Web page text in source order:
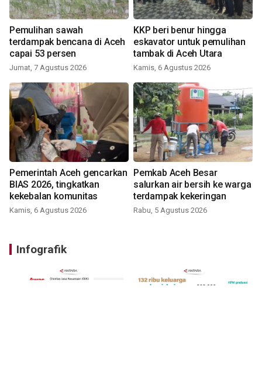
Pemulihan sawah
terdampak bencana di Aceh
capai 53 persen
Jumat, 7 Agustus 2026
KKP beri benur hingga
eskavator untuk pemulihan
tambak di Aceh Utara
Kamis, 6 Agustus 2026
Pemerintah Aceh gencarkan
BIAS 2026, tingkatkan
kekebalan komunitas
Kamis, 6 Agustus 2026
Pemkab Aceh Besar
salurkan air bersih ke warga
terdampak kekeringan
Rabu, 5 Agustus 2026
Infografik